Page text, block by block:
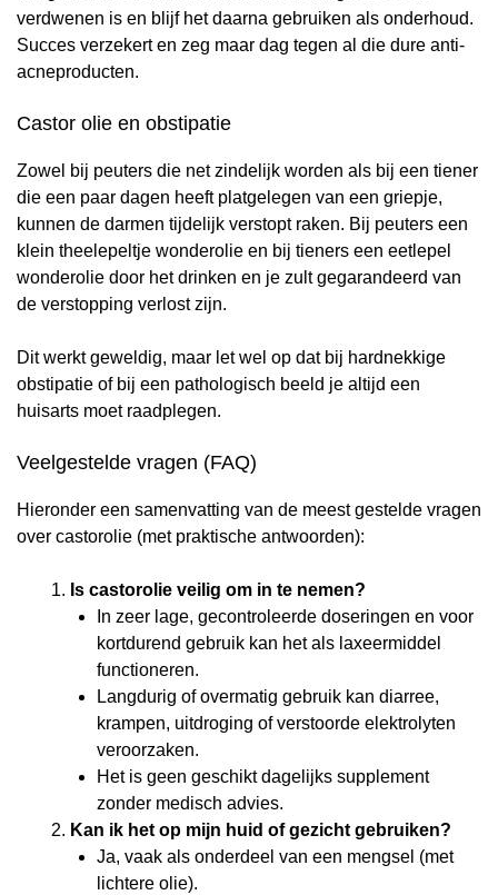
verdwenen is en blijf het daarna gebruiken als onderhoud.
Succes verzekert en zeg maar dag tegen al die dure anti-
acneproducten.
Castor olie en obstipatie
Zowel bij peuters die net zindelijk worden als bij een tiener
die een paar dagen heeft platgelegen van een griepje,
kunnen de darmen tijdelijk verstopt raken. Bij peuters een
klein theelepeltje wonderolie en bij tieners een eetlepel
wonderolie door het drinken en je zult gegarandeerd van
de verstopping verlost zijn.
Dit werkt geweldig, maar let wel op dat bij hardnekkige
obstipatie of bij een pathologisch beeld je altijd een
huisarts moet raadplegen.
Veelgestelde vragen (FAQ)
Hieronder een samenvatting van de meest gestelde vragen
over castorolie (met praktische antwoorden):
Is castorolie veilig om in te nemen?
In zeer lage, gecontroleerde doseringen en voor
kortdurend gebruik kan het als laxeermiddel
functioneren.
Langdurig of overmatig gebruik kan diarree,
krampen, uitdroging of verstoorde elektrolyten
veroorzaken.
Het is geen geschikt dagelijks supplement
zonder medisch advies.
Kan ik het op mijn huid of gezicht gebruiken?
Ja, vaak als onderdeel van een mengsel (met
lichtere olie).